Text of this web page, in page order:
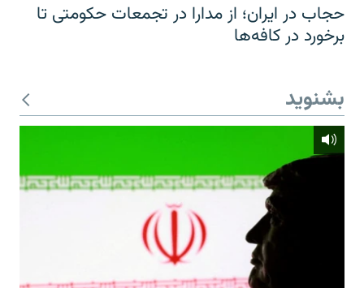
حجاب در ایران؛ از مدارا در تجمعات حکومتی تا
برخورد در کافه‌ها
بشنوید